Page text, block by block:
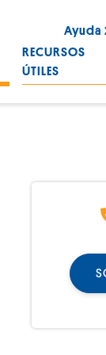
Ayuda
RECURSOS
ÚTILES